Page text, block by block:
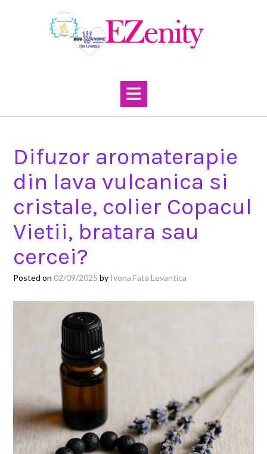
Difuzor aromaterapie
din lava vulcanica si
cristale, colier Copacul
Vietii, bratara sau
cercei?
Posted on 02/09/2025 by Ivona Fata Levantica